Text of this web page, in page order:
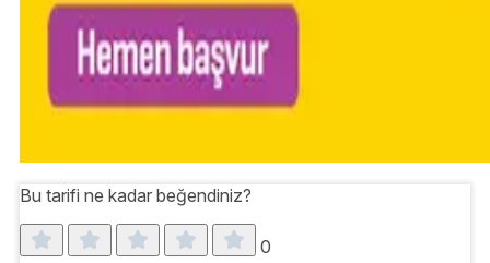
Bu tarifi ne kadar beğendiniz?
0